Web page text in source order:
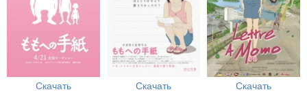
Скачать Скачать Скачать